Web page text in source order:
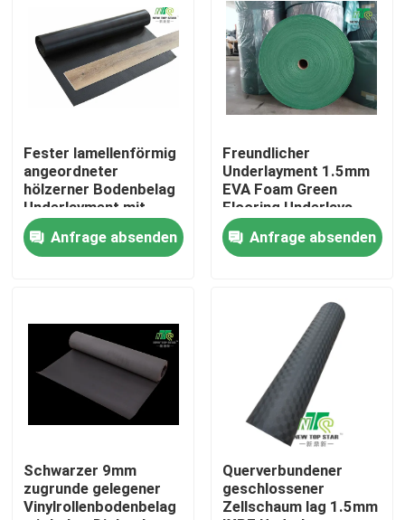
Produkte
Über uns
Fabrik Tour
Qualitätskontrolle
Nachrichten
Lamellenförmig angeordneter Fußbodenunderlayment
Akustischer Boden Underlayment
Fester lamellenförmig
angeordneter
hölzerner Bodenbelag
Underlayment mit
hoher Dichte IXPE
100Sq.Ft
Anfrage absenden
Freundlicher
Underlayment 1.5mm
EVA Foam Green
Flooring Underlays
Eco für befestigten
Schutzträger
Anfrage absenden
Schwarzer 9mm
zugrunde gelegener
Vinylrollenbodenbelag
Querverbundener
geschlossener
Zellschaum lag 1.5mm